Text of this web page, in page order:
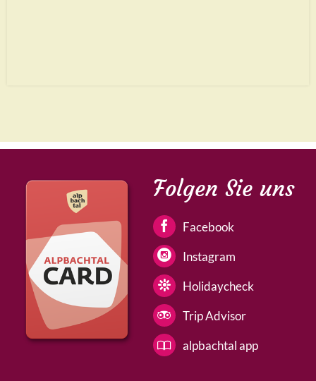
Folgen Sie uns
Facebook
Instagram
Holidaycheck
Trip Advisor
alpbachtal app